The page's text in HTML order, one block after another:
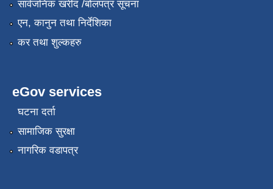
सार्वजनिक खरीद /बोलपत्र सूचना
एन, कानुन तथा निर्देशिका
कर तथा शुल्कहरु
eGov services
घटना दर्ता
सामाजिक सुरक्षा
नागरिक वडापत्र